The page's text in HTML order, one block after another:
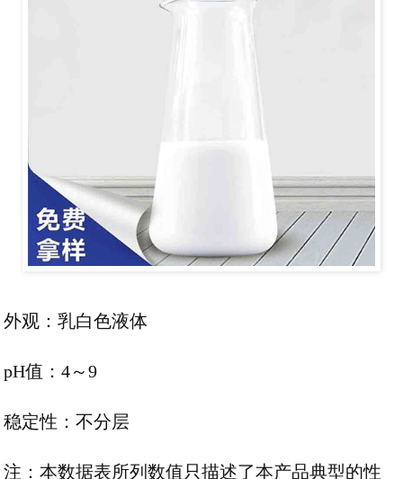
外观：乳白色液体
pH值：4～9
稳定性：不分层
注：本数据表所列数值只描述了本产品典型的性